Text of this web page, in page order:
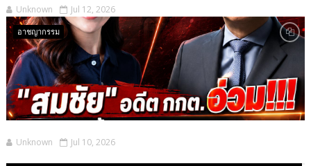
Unknown Jul 12, 2026
อาชญากรรม
Unknown Jul 10, 2026